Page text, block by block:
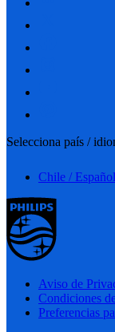
Selecciona país /
Chile / Español
Aviso de
Condiciones
Preferencias